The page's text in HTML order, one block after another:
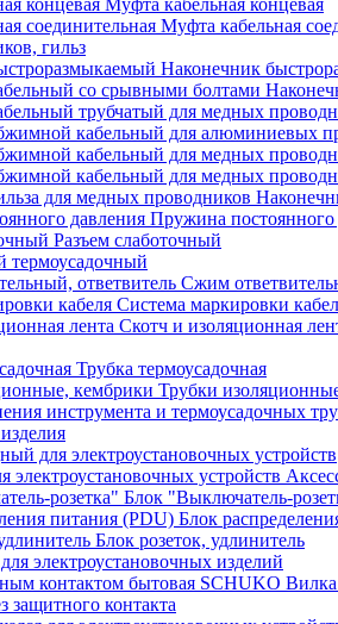
Муфта кабельная концевая
Муфта кабельная
гильз
Наконечник
Пружина постоянного
Разъем слаботочный
термоусадочный
Сжим
Система маркировки
Скотч и изоляционная
Трубка термоусадочная
Трубки
для электроустановочных устройств
Блок "Выключатель-
Блок
Блок розеток, удлинитель
электроустановочных изделий
защитного контакта